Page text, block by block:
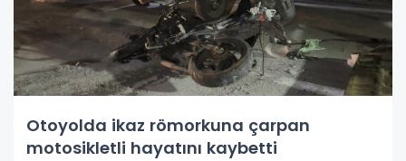
Otoyolda ikaz römorkuna çarpan
motosikletli hayatını kaybetti